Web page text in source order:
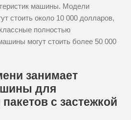
машины. Модели
стоить около 10 000 долларов,
полностью
могут стоить более 50 000
занимает
для
с застежкой